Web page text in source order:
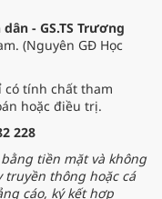
- GS.TS Trương
(Nguyên GĐ Học
có tính chất tham
hoặc điều trị.
228
tiền mặt và không
truyền thông hoặc cá
cáo, ký kết hợp